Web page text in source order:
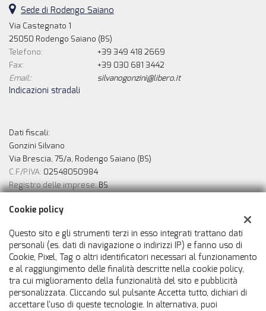
Sede di Rodengo Saiano
Via Castegnato 1
25050 Rodengo Saiano (BS)
Telefono:
+39 349 418 2669
Fax:
+39 030 681 3442
Email:
silvanogonzini@libero.it
Indicazioni stradali
Dati fiscali:
Gonzini Silvano
Via Brescia, 75/a, Rodengo Saiano (BS)
C.F/P.IVA: 02548050984
Registro delle imprese:BS
Possilità di finanziamento in sede
Cookie policy
Questo sito e gli strumenti terzi in esso integrati trattano dati
personali (es. dati di navigazione o indirizzi IP) e fanno uso di
Cookie, Pixel, Tag o altri identificatori necessari al funzionamento
e al raggiungimento delle finalità descritte nella cookie policy,
tra cui miglioramento della funzionalità del sito e pubblicità
personalizzata. Cliccando sul pulsante Accetta tutto, dichiari di
accettare l'uso di queste tecnologie. In alternativa, puoi